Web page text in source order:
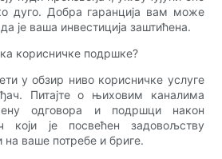
дуго. Добра гаранција вам може
је ваша инвестиција заштићена.
корисничке подршке?
у обзир ниво корисничке услуге
Питајте о њиховим каналима
одговора и подршци након
који је посвећен задовољству
на ваше потребе и бриге.